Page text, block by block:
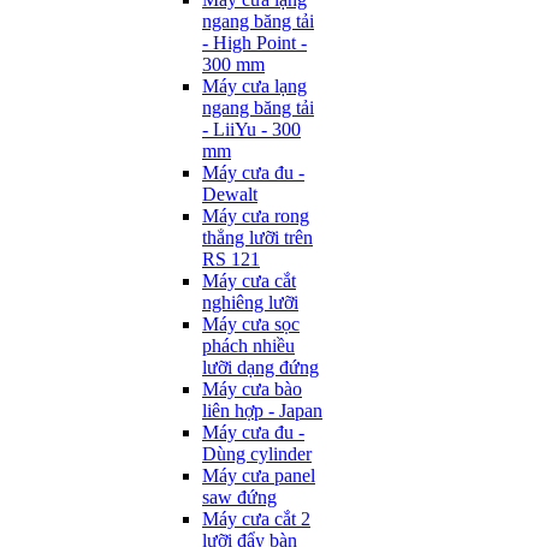
ngang băng tải
- High Point -
300 mm
Máy cưa lạng
ngang băng tải
- LiiYu - 300
mm
Máy cưa đu -
Dewalt
Máy cưa rong
thẳng lưỡi trên
RS 121
Máy cưa cắt
nghiêng lưỡi
Máy cưa sọc
phách nhiều
lưỡi dạng đứng
Máy cưa bào
liên hợp - Japan
Máy cưa đu -
Dùng cylinder
Máy cưa panel
saw đứng
Máy cưa cắt 2
lưỡi đẩy bàn